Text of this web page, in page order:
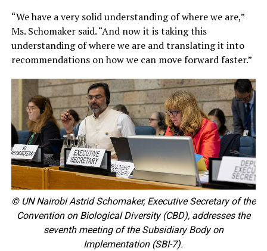
“We have a very solid understanding of where we are,”
Ms. Schomaker said. “And now it is taking this
understanding of where we are and translating it into
recommendations on how we can move forward faster.”
© UN Nairobi Astrid Schomaker, Executive Secretary of the
Convention on Biological Diversity (CBD), addresses the
seventh meeting of the Subsidiary Body on
Implementation (SBI-7).